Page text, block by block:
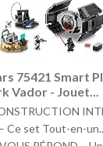
75421 Smart
Vador - Jouet...
Ce set Tout-en-